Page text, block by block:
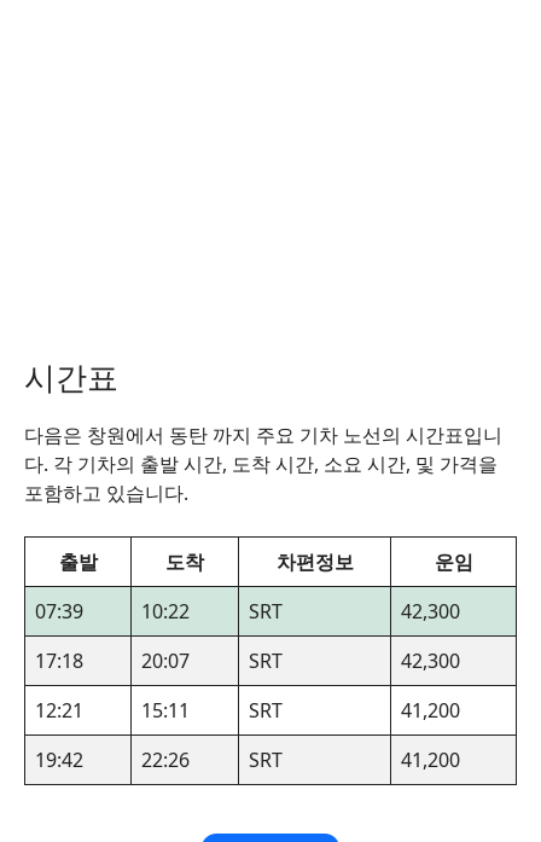
시간표
다음은 창원에서 동탄 까지 주요 기차 노선의 시간표입니
다. 각 기차의 출발 시간, 도착 시간, 소요 시간, 및 가격을
포함하고 있습니다.
출발 도착 차편정보
운임
07:39
10:22 SRT
42,300
17:18
20:07 SRT
42,300
12:21
15:11 SRT
41,200
19:42
22:26 SRT 41,200